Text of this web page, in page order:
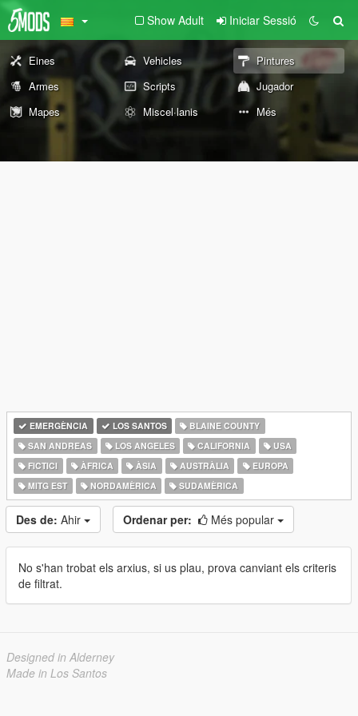
Show Adult Iniciar Sessió
Eines Vehicles
Pintures
Armes
Scripts
Jugador
Mapes
Miscel·lanis Més
EMERGÈNCIA LOS SANTOS
BLAINE COUNTY
SAN ANDREAS
LOS ANGELES CALIFORNIA
USA
FICTICI
ÀFRICA ÀSIA AUSTRÀLIA
EUROPA
MITG EST
NORDAMÈRICA SUDAMÈRICA
Des de: Ahir Ordenar per: Més popular
No s'han trobat els arxius, si us plau, prova canviant els criteris
de filtrat.
Designed in Alderney
Made in Los Santos